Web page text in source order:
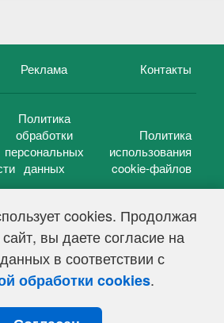
cookies. Продолжая
вы даете согласие на
в соответствии с
обработки cookies.
Реклама Контакты
Политика
обработки
персональных
данных
Политика
использования
cookie-файлов
2005 — 2026 г.
СМИ Эл № ФС 77-39848, выдано
надзору в сфере связи,
и массовых коммуникаций